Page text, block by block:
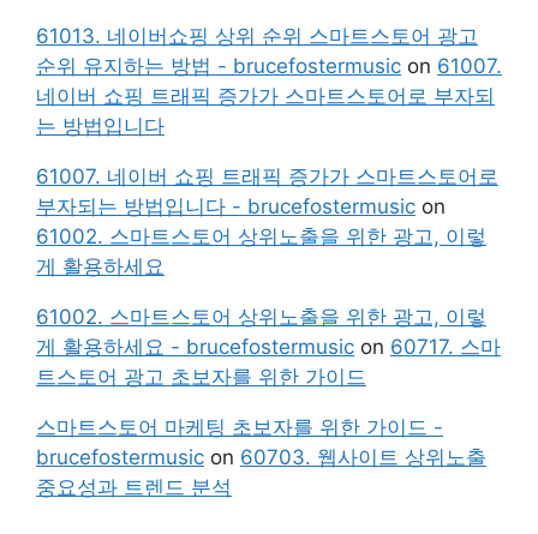
61013. 네이버쇼핑 상위 순위 스마트스토어 광고
순위 유지하는 방법 - brucefostermusic on 61007.
네이버 쇼핑 트래픽 증가가 스마트스토어로 부자되
는 방법입니다
61007. 네이버 쇼핑 트래픽 증가가 스마트스토어로
부자되는 방법입니다 - brucefostermusic on
61002. 스마트스토어 상위노출을 위한 광고, 이렇
게 활용하세요
61002. 스마트스토어 상위노출을 위한 광고, 이렇
게 활용하세요 - brucefostermusic on 60717. 스마
트스토어 광고 초보자를 위한 가이드
스마트스토어 마케팅 초보자를 위한 가이드 -
brucefostermusic on 60703. 웹사이트 상위노출
중요성과 트렌드 분석